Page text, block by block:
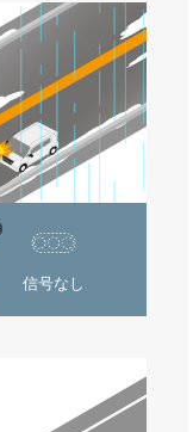
信号なし